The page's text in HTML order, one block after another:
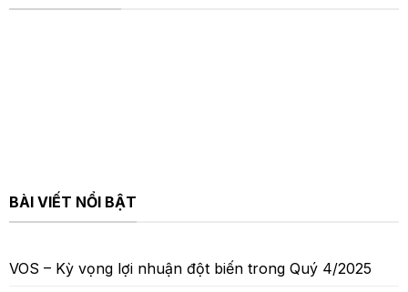
BÀI VIẾT NỔI BẬT
VOS – Kỳ vọng lợi nhuận đột biến trong Quý 4/2025